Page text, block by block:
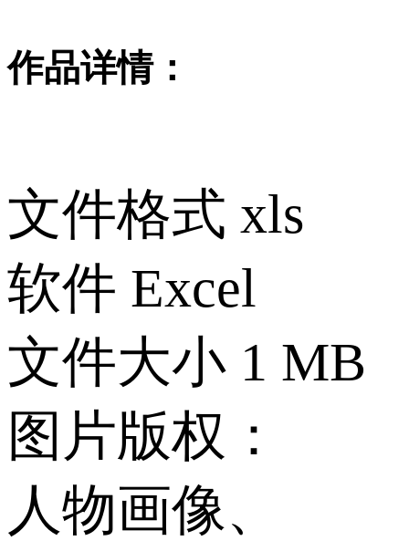
作品详情：
文件格式 xls
软件 Excel
文件大小 1 MB
图片版权：
人物画像、